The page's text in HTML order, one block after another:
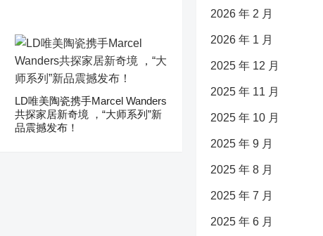
LD唯美陶瓷携手Marcel Wanders
共探家居新奇境 ，“大师系列”新
品震撼发布！
2026 年 2 月
2026 年 1 月
2025 年 12 月
2025 年 11 月
2025 年 10 月
2025 年 9 月
2025 年 8 月
2025 年 7 月
2025 年 6 月